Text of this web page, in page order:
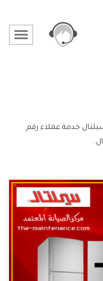
خدمة عملاء رقم